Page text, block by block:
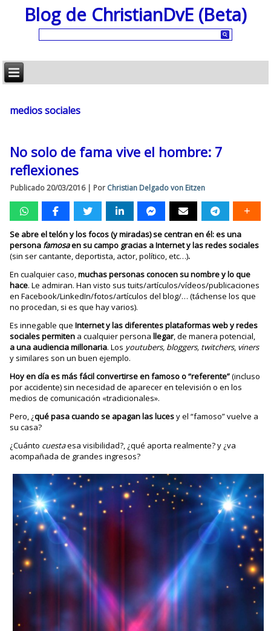
Blog de ChristianDvE (Beta)
medios sociales
No solo de fama vive el hombre: 7
reflexiones
Publicado 20/03/2016| Por Christian Delgado von Eitzen
Se abre el telón y los focos (y miradas) se centran en él: es una
persona famosaen su campo gracias a Internet y las redes sociales
(sin ser cantante, deportista, actor, político, etc…).
En cualquier caso,muchas personas conocen su nombre y lo que
hace. Le admiran. Han visto sus tuits/artículos/vídeos/publicaciones
en Facebook/LinkedIn/fotos/artículos del blog/… (táchense los que
no procedan, si es que hay varios).
Es innegable queInternet y las diferentes plataformas web y redes
sociales permiten a cualquier personallegar, de manera potencial,
a una audienciamillonaria. Los youtubers, bloggers, twitchers, viners
y similares son un buen ejemplo.
Hoy en día es más fácil convertirse en famoso o “referente”(incluso
por accidente) sin necesidad de aparecer en televisión o en los
medios de comunicación «tradicionales».
Pero, ¿qué pasa cuando se apagan las lucesy el “famoso” vuelve a
su casa?
¿Cuánto cuestaesa visibilidad?, ¿qué aporta realmente? y ¿va
acompañada de grandes ingresos?